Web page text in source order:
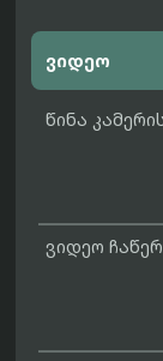
ვიდეო
წინა
ვიდეო